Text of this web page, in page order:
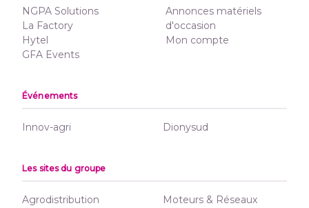
NGPA Solutions
La Factory
Hytel
GFA Events
Annonces matériels
d'occasion
Mon compte
Événements
Innov-agri Dionysud
Les sites du groupe
Agrodistribution
Moteurs & Réseaux